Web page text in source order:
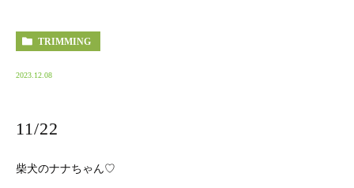
TRIMMING
2023.12.08
11/22
柴犬のナナちゃん♡